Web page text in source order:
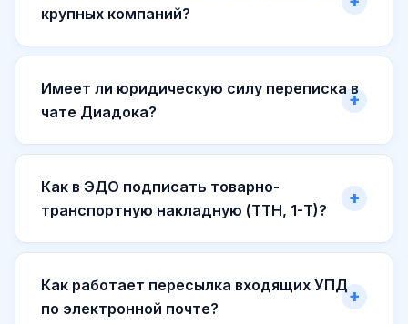
крупных компаний?
Имеет ли юридическую силу переписка в
чате Диадока?
Как в ЭДО подписать товарно-
транспортную накладную (ТТН, 1-Т)?
Как работает пересылка входящих УПД
по электронной почте?